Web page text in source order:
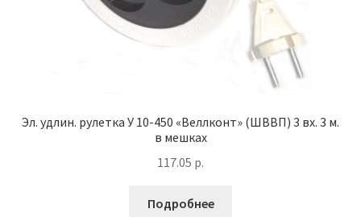
Эл. удлин. рулетка У 10-450 «Веллконт» (ШВВП) 3 вх. 3 м.
в мешках
117.05 р.
Подробнее